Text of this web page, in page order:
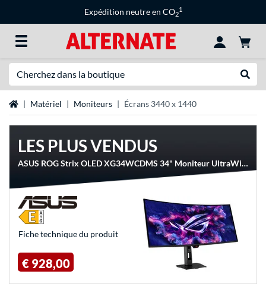
Expédition neutre en CO2
1
Page d'accueil
Matériel Moniteurs Écrans 3440 x 1440
LES PLUS VENDUS
ASUS ROG Strix OLED XG34WCDMS 34" Moniteur UltraWide gaming incurvé
Fiche technique du produit
€ 928,00